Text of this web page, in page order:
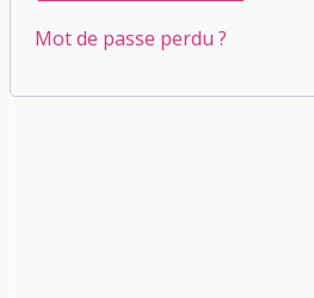
Mot de passe perdu ?